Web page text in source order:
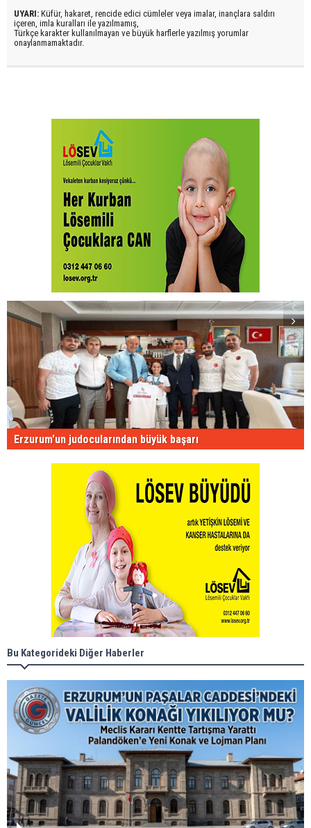
UYARI: Küfür, hakaret, rencide edici cümleler veya imalar, inançlara saldırı
içeren, imla kuralları ile yazılmamış,
Türkçe karakter kullanılmayan ve büyük harflerle yazılmış yorumlar
onaylanmamaktadır.
Erzurum'un judocularından büyük başarı
Bu Kategorideki Diğer Haberler